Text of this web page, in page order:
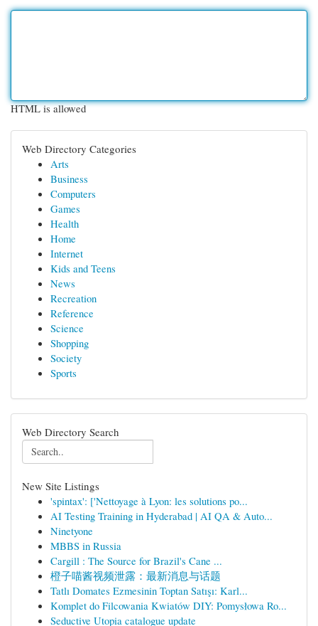
HTML is allowed
Web Directory Categories
Arts
Business
Computers
Games
Health
Home
Internet
Kids and Teens
News
Recreation
Reference
Science
Shopping
Society
Sports
Web Directory Search
New Site Listings
'spintax': ['Nettoyage à Lyon: les solutions po...
AI Testing Training in Hyderabad | AI QA & Auto...
Ninetyone
MBBS in Russia
Cargill : The Source for Brazil's Cane ...
橙子喵酱视频泄露：最新消息与话题
Tatlı Domates Ezmesinin Toptan Satışı: Karl...
Komplet do Filcowania Kwiatów DIY: Pomysłowa Ro...
Seductive Utopia catalogue update